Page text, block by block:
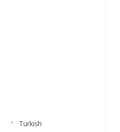
Turkish